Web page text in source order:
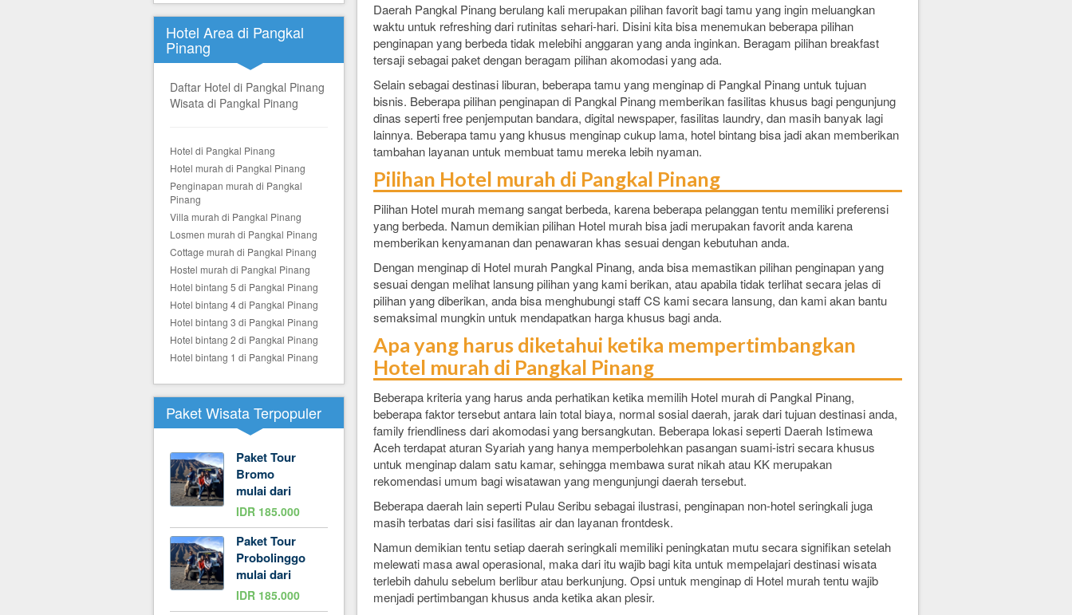
Hotel di BatamTour di Danau Toba, Medan
Tour di Singapore
Hotel Area di Pangkal
Pinang
Daftar Hotel di Pangkal Pinang
Wisata di Pangkal Pinang
Hotel di Pangkal Pinang
Hotel murah di Pangkal Pinang
Penginapan murah di Pangkal
Pinang
Villa murah di Pangkal Pinang
Losmen murah di Pangkal Pinang
Cottage murah di Pangkal Pinang
Hostel murah di Pangkal Pinang
Hotel bintang 5 di Pangkal Pinang
Hotel bintang 4 di Pangkal Pinang
Hotel bintang 3 di Pangkal Pinang
Hotel bintang 2 di Pangkal Pinang
Hotel bintang 1 di Pangkal Pinang
Paket Wisata Terpopuler
Paket Tour
Bromo
mulai dari
IDR 185.000
Paket Tour
Probolinggo
mulai dari
IDR 185.000
Daerah Pangkal Pinang berulang kali merupakan pilihan favorit bagi tamu yang ingin meluangkan
waktu untuk refreshing dari rutinitas sehari-hari. Disini kita bisa menemukan beberapa pilihan
penginapan yang berbeda tidak melebihi anggaran yang anda inginkan. Beragam pilihan breakfast
tersaji sebagai paket dengan beragam pilihan akomodasi yang ada.
Selain sebagai destinasi liburan, beberapa tamu yang menginap di Pangkal Pinang untuk tujuan
bisnis. Beberapa pilihan penginapan di Pangkal Pinang memberikan fasilitas khusus bagi pengunjung
dinas seperti free penjemputan bandara, digital newspaper, fasilitas laundry, dan masih banyak lagi
lainnya. Beberapa tamu yang khusus menginap cukup lama, hotel bintang bisa jadi akan memberikan
tambahan layanan untuk membuat tamu mereka lebih nyaman.
Pilihan Hotel murah di Pangkal Pinang
Pilihan Hotel murah memang sangat berbeda, karena beberapa pelanggan tentu memiliki preferensi
yang berbeda. Namun demikian pilihan Hotel murah bisa jadi merupakan favorit anda karena
memberikan kenyamanan dan penawaran khas sesuai dengan kebutuhan anda.
Dengan menginap di Hotel murah Pangkal Pinang, anda bisa memastikan pilihan penginapan yang
sesuai dengan melihat lansung pilihan yang kami berikan, atau apabila tidak terlihat secara jelas di
pilihan yang diberikan, anda bisa menghubungi staff CS kami secara lansung, dan kami akan bantu
semaksimal mungkin untuk mendapatkan harga khusus bagi anda.
Apa yang harus diketahui ketika mempertimbangkan
Hotel murah di Pangkal Pinang
Beberapa kriteria yang harus anda perhatikan ketika memilih Hotel murah di Pangkal Pinang,
beberapa faktor tersebut antara lain total biaya, normal sosial daerah, jarak dari tujuan destinasi anda,
family friendliness dari akomodasi yang bersangkutan. Beberapa lokasi seperti Daerah Istimewa
Aceh terdapat aturan Syariah yang hanya memperbolehkan pasangan suami-istri secara khusus
untuk menginap dalam satu kamar, sehingga membawa surat nikah atau KK merupakan
rekomendasi umum bagi wisatawan yang mengunjungi daerah tersebut.
Beberapa daerah lain seperti Pulau Seribu sebagai ilustrasi, penginapan non-hotel seringkali juga
masih terbatas dari sisi fasilitas air dan layanan frontdesk.
Namun demikian tentu setiap daerah seringkali memiliki peningkatan mutu secara signifikan setelah
melewati masa awal operasional, maka dari itu wajib bagi kita untuk mempelajari destinasi wisata
terlebih dahulu sebelum berlibur atau berkunjung. Opsi untuk menginap di Hotel murah tentu wajib
menjadi pertimbangan khusus anda ketika akan plesir.